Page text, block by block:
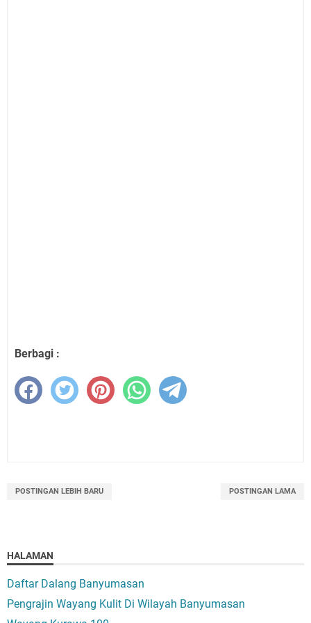
Berbagi :
POSTINGAN LEBIH BARU POSTINGAN LAMA
HALAMAN
Daftar Dalang Banyumasan
Pengrajin Wayang Kulit Di Wilayah Banyumasan